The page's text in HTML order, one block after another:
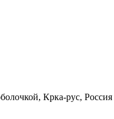
Крка-рус, Россия